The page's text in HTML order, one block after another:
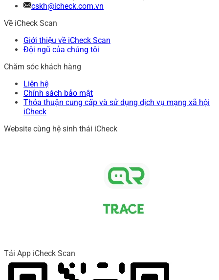
cskh@icheck.com.vn
Về iCheck Scan
Giới thiệu về iCheck Scan
Đội ngũ của chúng tôi
Chăm sóc khách hàng
Liên hệ
Chính sách bảo mật
Thỏa thuận cung cấp và sử dụng dịch vụ mạng xã hội
iCheck
Website cùng hệ sinh thái iCheck
Tải App iCheck Scan